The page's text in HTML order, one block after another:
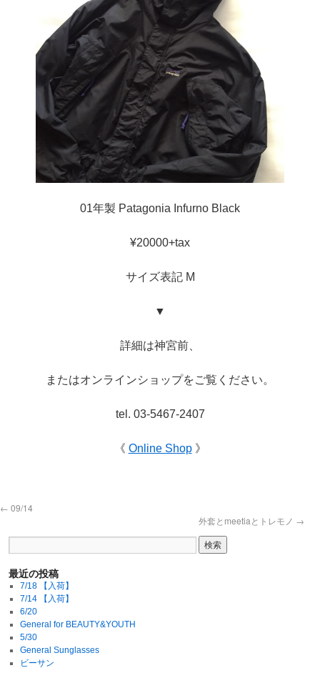
01年製 Patagonia Infurno Black
¥20000+tax
サイズ表記 M
▼
詳細は神宮前、
またはオンラインショップをご覧ください。
tel. 03-5467-2407
《 Online Shop》
← 09/14
外套とmeetiaとトレモノ →
最近の投稿
7/18 【入荷】
7/14 【入荷】
6/20
General for BEAUTY&YOUTH
5/30
General Sunglasses
ビーサン